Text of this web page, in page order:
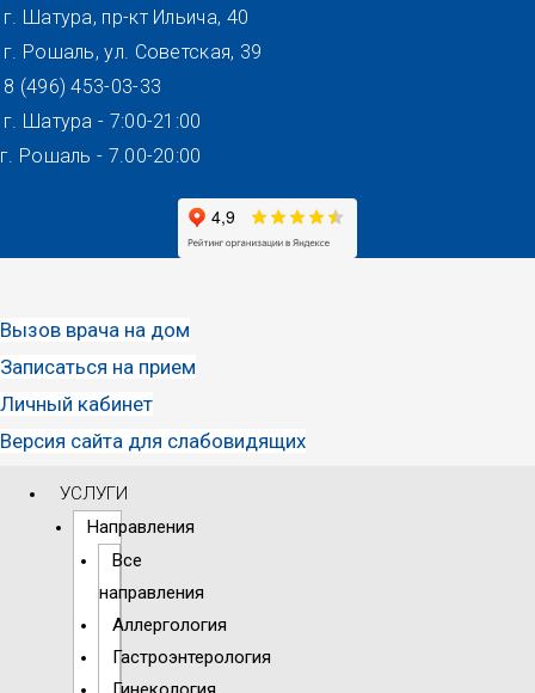
Перейти
г. Шатура, пр-кт Ильича, 40
г. Рошаль, ул. Советская, 39
8 (496) 453-03-33
г. Шатура - 7:00-21:00
г. Рошаль - 7.00-20:00
Вызов врача на дом
Записаться на прием
Личный кабинет
Версия сайта для слабовидящих
УСЛУГИ
Направления
Все
направления
Аллергология
Гастроэнтерология